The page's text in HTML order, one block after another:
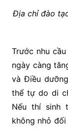
Địa chỉ đào
Trước nhu
ngày càng
và Điều
thể tự do di
Nếu thí sinh
không nhỏ